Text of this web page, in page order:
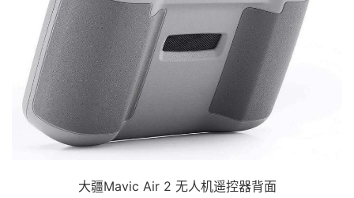
大疆Mavic Air 2 无人机遥控器背面